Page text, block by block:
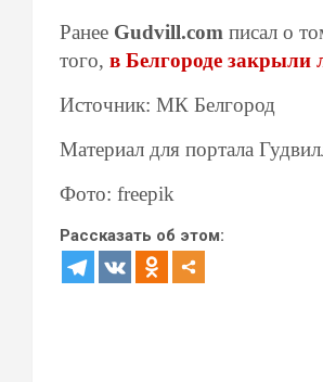
Ранее Gudvill.com писал о
того, в Белгороде закрыли
Источник: МК Белгород
Материал для портала
Фото: freepik
Рассказать об этом: